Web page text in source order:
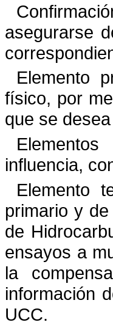
asegurarse
Elemento
físico, por
que se
Elementos
influencia,
Elemento
primario y
de
ensayos a
la
información
UCC.